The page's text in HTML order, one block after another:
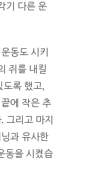
기 다른 운
동도 시키
쥐를 내킬
도록 했고,
에 작은 추
그리고 마지
과 유사한
동을 시켰습